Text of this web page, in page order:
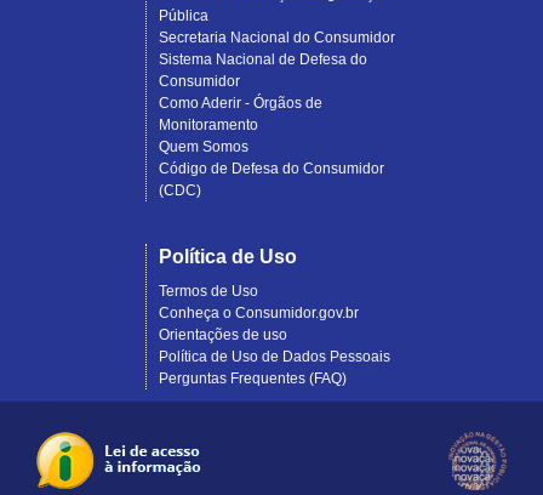
Pública
Secretaria Nacional do Consumidor
Sistema Nacional de Defesa do
Consumidor
Como Aderir - Órgãos de
Monitoramento
Quem Somos
Código de Defesa do Consumidor
(CDC)
Política de Uso
Termos de Uso
Conheça o Consumidor.gov.br
Orientações de uso
Política de Uso de Dados Pessoais
Perguntas Frequentes (FAQ)